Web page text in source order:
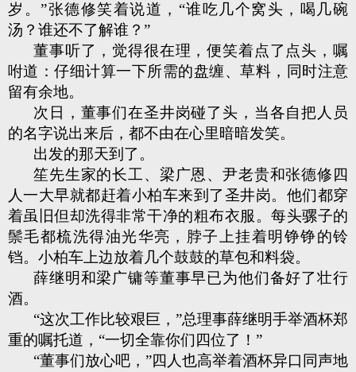
岁。”张德修笑着说道，“谁吃几个窝头，喝几碗
汤？谁还不了解谁？”
董事听了，觉得很在理，便笑着点了点头，嘱
咐道：仔细计算一下所需的盘缠、草料，同时注意
留有余地。
次日，董事们在圣井岗碰了头，当各自把人员
的名字说出来后，都不由在心里暗暗发笑。
出发的那天到了。
笙先生家的长工、梁广恩、尹老贵和张德修四
人一大早就都赶着小柏车来到了圣井岗。他们都穿
着虽旧但却洗得非常干净的粗布衣服。每头骡子的
鬃毛都梳洗得油光华亮，脖子上挂着明铮铮的铃
铛。小柏车上边放着几个鼓鼓的草包和料袋。
薛继明和梁广镛等董事早已为他们备好了壮行
酒。
“这次工作比较艰巨，”总理事薛继明手举酒杯郑
重的嘱托道，“一切全靠你们四位了！”
“董事们放心吧，”四人也高举着酒杯异口同声地